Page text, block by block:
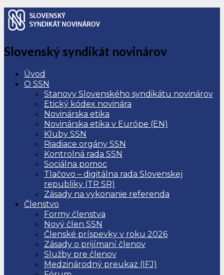
Slovenský syndikát novinárov
Úvod
O SSN
Stanovy Slovenského syndikátu novinárov
Etický kódex novinára
Novinárska etika
Novinárska etika v Európe (EN)
Kluby SSN
Riadiace orgány SSN
Kontrolná rada SSN
Sociálna pomoc
Tlačovo – digitálna rada Slovenskej
republiky (TR SR)
Zásady na vykonanie referenda
Členstvo
Formy členstva
Nový člen SSN
Členské príspevky v roku 2026
Zásady o prijímaní členov
Služby pre členov
Medzinárodný preukaz (IFJ)